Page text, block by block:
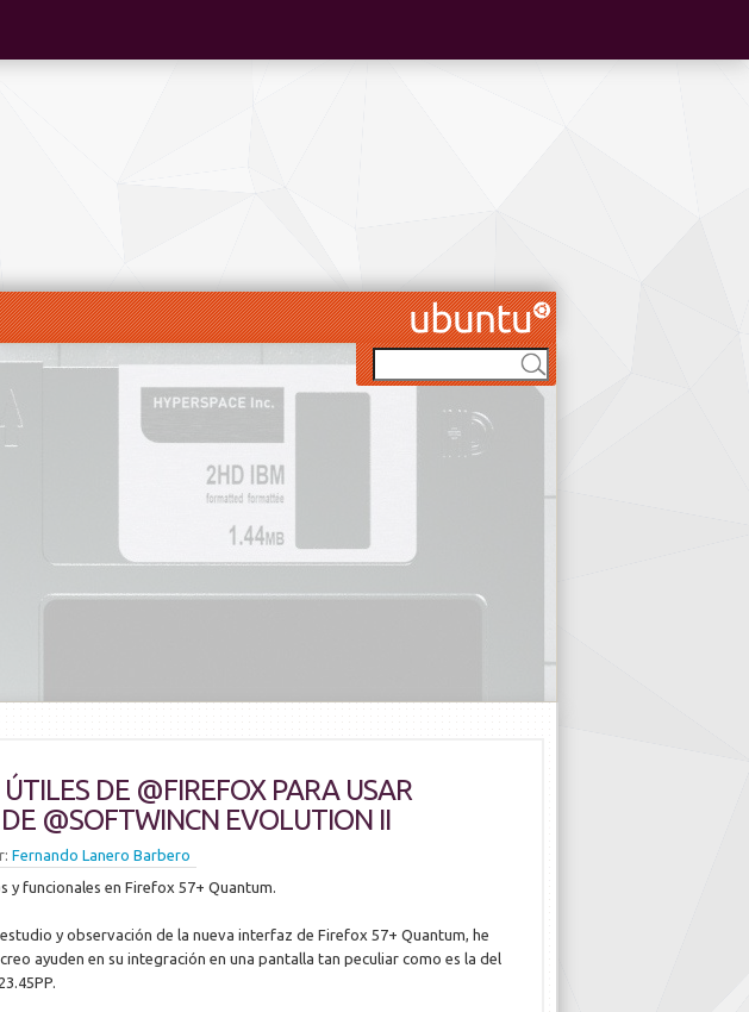
DE @FIREFOX PARA USAR
@SOFTWINCN EVOLUTION II
Fernando Lanero Barbero
y funcionales en Firefox 57+ Quantum.
y observación de la nueva interfaz de Firefox 57+ Quantum, he
ayuden en su integración en una pantalla tan peculiar como es la del